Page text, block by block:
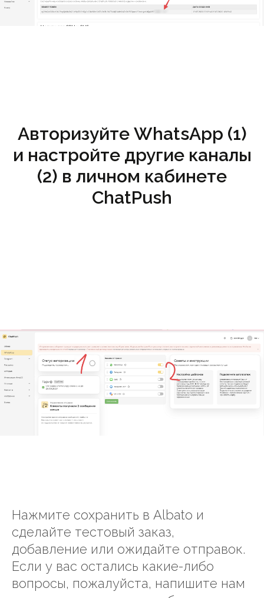
Авторизуйте WhatsApp (1)
и настройте другие каналы
(2) в личном кабинете
ChatPush
Нажмите сохранить в Albato и
сделайте тестовый заказ,
добавление или ожидайте отправок.
Если у вас остались какие-либо
вопросы, пожалуйста, напишите нам